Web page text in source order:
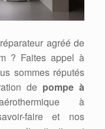
agréé de
? Faites appel à
sommes réputés
de pompe à
à
faire et nos